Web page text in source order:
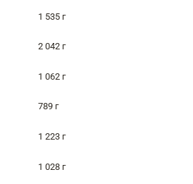
1 535 г
2 042 г
1 062 г
789 г
1 223 г
1 028 г